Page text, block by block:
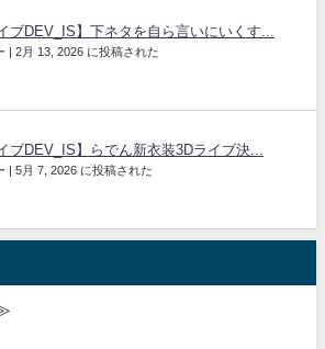
ブDEV_IS】下ネタを自ら言いにいくす...
| 2月 13, 2026 に投稿された
ブDEV_IS】らでん新衣装3Dライブ決...
| 5月 7, 2026 に投稿された